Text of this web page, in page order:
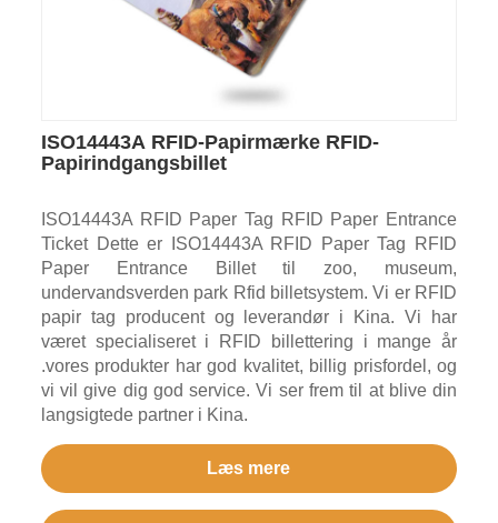
ISO14443A RFID-Papirmærke RFID-
Papirindgangsbillet
ISO14443A RFID Paper Tag RFID Paper Entrance
Ticket Dette er ISO14443A RFID Paper Tag RFID
Paper Entrance Billet til zoo, museum,
undervandsverden park Rfid billetsystem. Vi er RFID
papir tag producent og leverandør i Kina. Vi har
været specialiseret i RFID billettering i mange år
.vores produkter har god kvalitet, billig prisfordel, og
vi vil give dig god service. Vi ser frem til at blive din
langsigtede partner i Kina.
Læs mere